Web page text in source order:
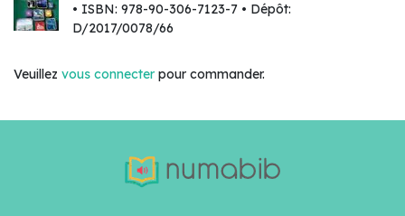
• ISBN: 978-90-306-7123-7 • Dépôt:
D/2017/0078/66
Veuillez vous connecter pour commander.